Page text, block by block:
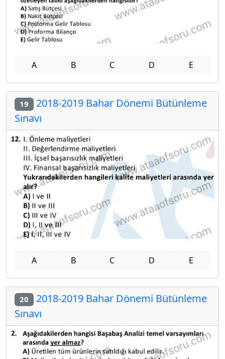
A B C D E
19 2018-2019 Bahar Dönemi Bütünleme
Sınavı
A B C D E
20 2018-2019 Bahar Dönemi Bütünleme
Sınavı